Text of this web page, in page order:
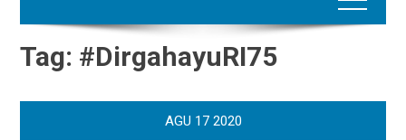
Tag: #DirgahayuRI75
AGU 17 2020